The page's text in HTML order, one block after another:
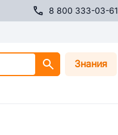
8 800 333-03-61
Знания